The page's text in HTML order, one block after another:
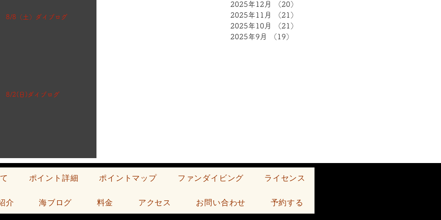
8/8（土）ダイブログ
8/2(日)ダイブログ
2025年12月
（20）
2025年11月
（21）
2025年10月
（21）
2025年9月
（19）
ポイント詳細 ポイントマップ ファンダイビング ライセンス
介 海ブログ 料金 アクセス お問い合わせ 予約する